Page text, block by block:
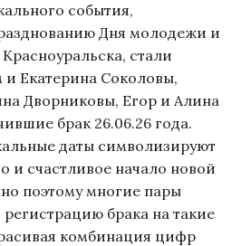
события,
Дня молодежи и
стали
Екатерина Соколовы,
Дворниковы, Егор и Алина
брак 26.06.26 года.
даты символизируют
и счастливое начало новой
поэтому многие пары
брака на такие
комбинация цифр